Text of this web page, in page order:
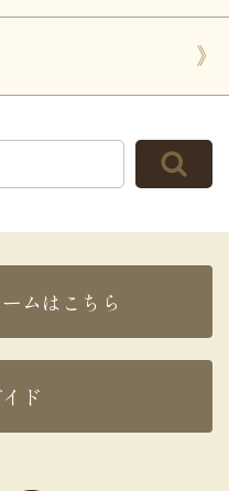
ムはこちら
ド